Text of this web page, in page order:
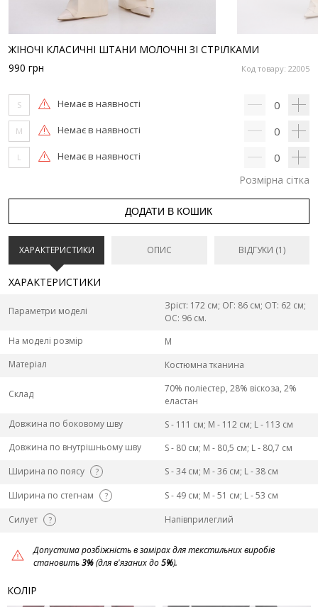
ЖІНОЧІ КЛАСИЧНІ ШТАНИ МОЛОЧНІ ЗІ СТРІЛКАМИ
Код товару: 22005
990 грн
S Немає в наявності 0
M Немає в наявності 0
L Немає в наявності 0
Розмірна сітка
ДОДАТИ В КОШИК
ХАРАКТЕРИСТИКИ ОПИС ВІДГУКИ (1)
ХАРАКТЕРИСТИКИ
Параметри моделі
Зріст: 172 см; ОГ: 86 см; ОТ: 62 см;
ОС: 96 см.
На моделі розмір
M
Матеріал
Костюмна тканина
Склад
70% поліестер, 28% віскоза, 2%
еластан
Довжина по боковому шву
S - 111 см; M - 112 см; L - 113 см
Довжина по внутрішньому шву
S - 80 см; M - 80,5 см; L - 80,7 см
Ширина по поясу
?
S - 34 см; M - 36 см; L - 38 см
Ширина по стегнам
?
S - 49 см; M - 51 см; L - 53 см
Силует
? Напівприлеглий
Допустима розбіжність в замірах для текстильних виробів
становить3%(для в'язаних до5%).
КОЛІР